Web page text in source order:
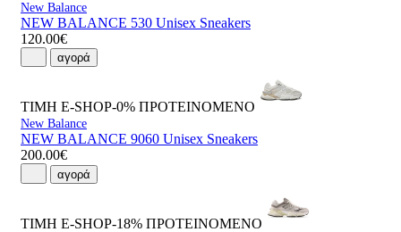
New Balance
NEW BALANCE 530 Unisex Sneakers
120.00€
αγορά
ΤΙΜΗ E-SHOP-0% ΠΡΟΤΕΙΝΟΜΕΝΟ
New Balance
NEW BALANCE 9060 Unisex Sneakers
200.00€
αγορά
ΤΙΜΗ E-SHOP-18% ΠΡΟΤΕΙΝΟΜΕΝΟ